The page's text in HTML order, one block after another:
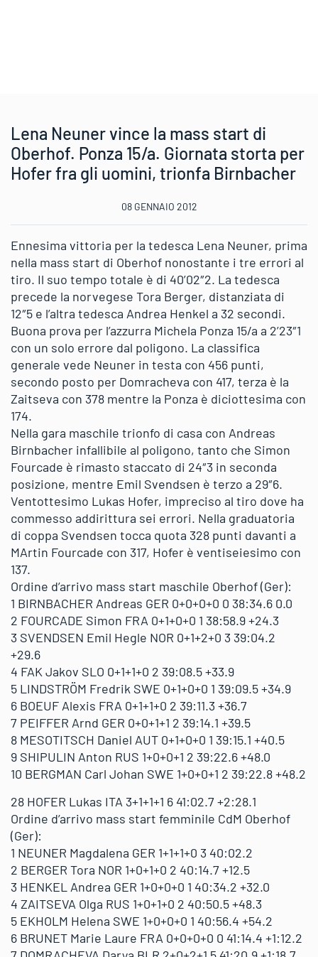
Lena Neuner vince la mass start di
Oberhof. Ponza 15/a. Giornata storta per
Hofer fra gli uomini, trionfa Birnbacher
08 GENNAIO 2012
Ennesima vittoria per la tedesca Lena Neuner, prima
nella mass start di Oberhof nonostante i tre errori al
tiro. Il suo tempo totale è di 40’02″2. La tedesca
precede la norvegese Tora Berger, distanziata di
12″5 e l’altra tedesca Andrea Henkel a 32 secondi.
Buona prova per l’azzurra Michela Ponza 15/a a 2’23″1
con un solo errore dal poligono. La classifica
generale vede Neuner in testa con 456 punti,
secondo posto per Domracheva con 417, terza è la
Zaitseva con 378 mentre la Ponza è diciottesima con
174.
Nella gara maschile trionfo di casa con Andreas
Birnbacher infallibile al poligono, tanto che Simon
Fourcade è rimasto staccato di 24″3 in seconda
posizione, mentre Emil Svendsen è terzo a 29″6.
Ventottesimo Lukas Hofer, impreciso al tiro dove ha
commesso addirittura sei errori. Nella graduatoria
di coppa Svendsen tocca quota 328 punti davanti a
MArtin Fourcade con 317, Hofer è ventiseiesimo con
137.
Ordine d’arrivo mass start maschile Oberhof (Ger):
1 BIRNBACHER Andreas GER 0+0+0+0 0 38:34.6 0.0
2 FOURCADE Simon FRA 0+1+0+0 1 38:58.9 +24.3
3 SVENDSEN Emil Hegle NOR 0+1+2+0 3 39:04.2
+29.6
4 FAK Jakov SLO 0+1+1+0 2 39:08.5 +33.9
5 LINDSTRÖM Fredrik SWE 0+1+0+0 1 39:09.5 +34.9
6 BOEUF Alexis FRA 0+1+1+0 2 39:11.3 +36.7
7 PEIFFER Arnd GER 0+0+1+1 2 39:14.1 +39.5
8 MESOTITSCH Daniel AUT 0+1+0+0 1 39:15.1 +40.5
9 SHIPULIN Anton RUS 1+0+0+1 2 39:22.6 +48.0
10 BERGMAN Carl Johan SWE 1+0+0+1 2 39:22.8 +48.2
28 HOFER Lukas ITA 3+1+1+1 6 41:02.7 +2:28.1
Ordine d’arrivo mass start femminile CdM Oberhof
(Ger):
1 NEUNER Magdalena GER 1+1+1+0 3 40:02.2
2 BERGER Tora NOR 1+0+1+0 2 40:14.7 +12.5
3 HENKEL Andrea GER 1+0+0+0 1 40:34.2 +32.0
4 ZAITSEVA Olga RUS 1+0+1+0 2 40:50.5 +48.3
5 EKHOLM Helena SWE 1+0+0+0 1 40:56.4 +54.2
6 BRUNET Marie Laure FRA 0+0+0+0 0 41:14.4 +1:12.2